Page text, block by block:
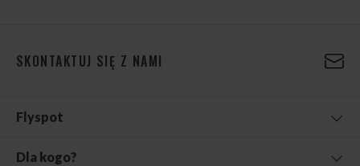
SKONTAKTUJ SIĘ Z NAMI
Flyspot
Dla kogo?